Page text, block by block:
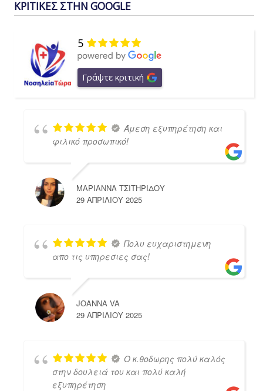
ΚΡΙΤΙΚΕΣ ΣΤΗΝ GOOGLE
5
Γράψτε κριτική
Άμεση εξυπηρέτηση και
φιλικό προσωπικό!
ΜΑΡΙΑΝΝΑ ΤΣΙΤΗΡΙΔΟΥ
29 ΑΠΡΙΛΊΟΥ 2025
Πολυ ευχαριστημενη
απο τις υπηρεσιες σας!
JOANNA VA
29 ΑΠΡΙΛΊΟΥ 2025
Ο κ.θοδωρης πολύ καλός
στην δουλειά του και πολύ καλή
εξυπηρέτηση